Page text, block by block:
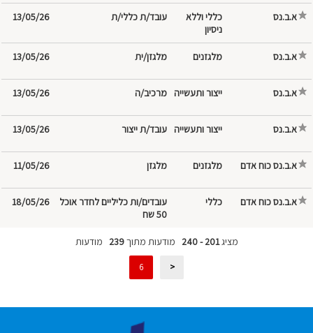
א.ב.נס
כללי וללא
ניסיון
עובד/ת כללי/ת 13/05/26
א.ב.נס מלגזנים מלגזן/ית 13/05/26
א.ב.נס ייצור ותעשייה מרכיב/ה 13/05/26
א.ב.נס ייצור ותעשייה עובד/ת ייצור 13/05/26
א.ב.נס כוח אדם מלגזנים מלגזן 11/05/26
א.ב.נס כוח אדם
עובדים/ות כליליים לחדר אוכל
50 שח
18/05/26
מציג201 - 240 מודעות מתוך239 מודעות
<
6